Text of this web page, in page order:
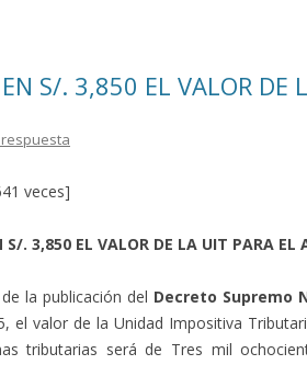
r
EN S/. 3,850 EL VALOR DE
veces]
S/. 3,850 EL VALOR DE LA UIT PARA EL
la publicación del Decreto Supremo
el valor de la Unidad Impositiva
tributarias será de Tres mil